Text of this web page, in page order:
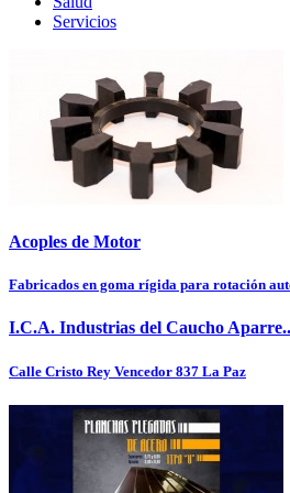
Servicios
Acoples de Motor
Fabricados en goma rígida para rotación
I.C.A. Industrias del Caucho
Calle Cristo Rey Vencedor 837 La Paz